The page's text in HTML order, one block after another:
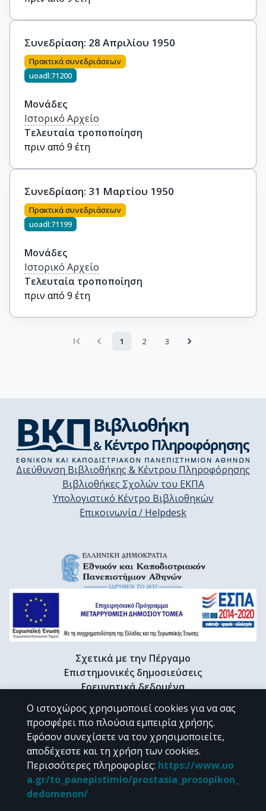
Συνεδρίαση: 28 Απριλίου 1950
Πρακτικά συνεδριάσεων
uoadl:71200
Μονάδες
Ιστορικό Αρχείο
Τελευταία τροποποίηση
πριν από 9 έτη
Συνεδρίαση: 31 Μαρτίου 1950
Πρακτικά συνεδριάσεων
uoadl:71199
Μονάδες
Ιστορικό Αρχείο
Τελευταία τροποποίηση
πριν από 9 έτη
1 2 3
Διεύθυνση Βιβλιοθήκης & Κέντρου Πληροφόρησης
Βιβλιοθήκες Σχολών του ΕΚΠΑ
Υπολογιστικό Κέντρο Βιβλιοθηκών
Επικοινωνία / Helpdesk
Σχετικά με την Πέργαμο
Επιστημονικές δημοσιεύσεις
Ερευνητικά δεδομένα
Διδακτορικές διατριβές & Γκρίζα βιβλιογραφία
Προφίλ Ερευνητή
CC BY-NC 4.0
Εκτός αν αναφέρεται διαφορετικά, το υλικό της "Περγάμου" διατίθεται
Ο ιστοχώρος χρησιμοποιεί cookies για να σας
προσφέρει πιο πλούσια εμπειρία χρήσης.
Εφόσον συνεχίσετε να τον χρησιμοποιείτε,
αποδέχεστε και τη χρήση των cookies.
Περισσότερες πληροφορίες: https://www.uo
a.gr/to_panepistimio/prostasia_prosopikon_
dedomenon/